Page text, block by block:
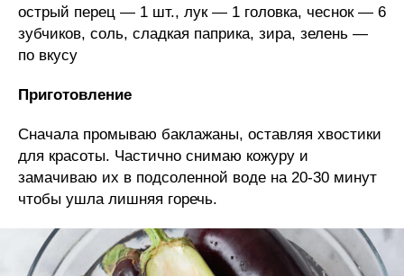
острый перец — 1 шт., лук — 1 головка, чеснок — 6
зубчиков, соль, сладкая паприка, зира, зелень —
по вкусу
Приготовление
Сначала промываю баклажаны, оставляя хвостики
для красоты. Частично снимаю кожуру и
замачиваю их в подсоленной воде на 20-30 минут
чтобы ушла лишняя горечь.